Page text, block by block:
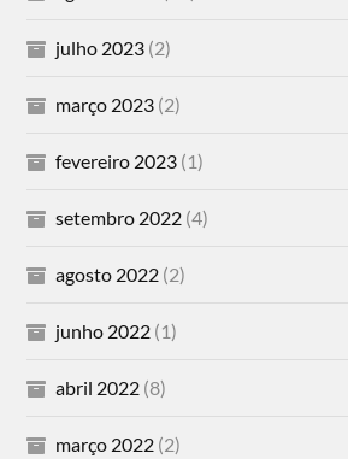
julho 2023 (2)
março 2023 (2)
fevereiro 2023 (1)
setembro 2022 (4)
agosto 2022 (2)
junho 2022 (1)
abril 2022 (8)
março 2022 (2)